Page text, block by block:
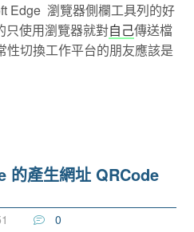
Edge 瀏覽器側欄工具列的好
使用瀏覽器就對自己傳送檔
性切換工作平台的朋友應該是
產生網址 QRCode
0